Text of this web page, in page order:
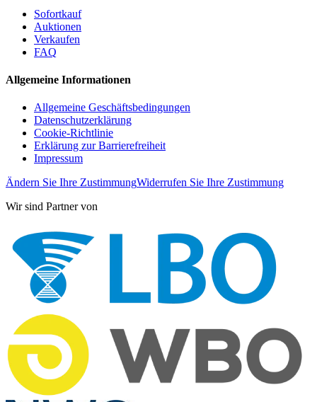
Sofortkauf
Auktionen
Verkaufen
FAQ
Allgemeine Informationen
Allgemeine Geschäftsbedingungen
Datenschutzerklärung
Cookie-Richtlinie
Erklärung zur Barrierefreiheit
Impressum
Ändern Sie Ihre ZustimmungWiderrufen Sie Ihre Zustimmung
Wir sind Partner von